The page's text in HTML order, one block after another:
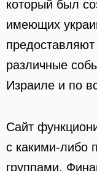
который был
имеющих
различные
Израиле и по
Сайт
с какими-либо
группами.